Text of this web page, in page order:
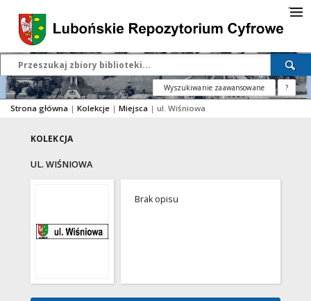
Wyszukiwanie zaawansowane ?
Strona główna | Kolekcje | Miejsca | ul. Wiśniowa
KOLEKCJA
UL. WIŚNIOWA
Brak opisu